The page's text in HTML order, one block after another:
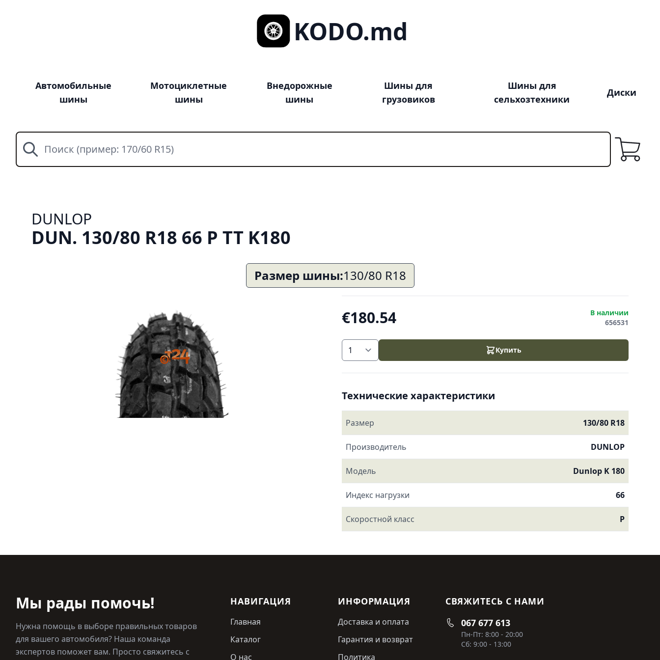
KODO.md
Автомобильные
шины
Мотоциклетные
шины
Внедорожные
шины
Шины для
грузовиков
Шины для
сельхозтехники
Диски
Поиск
Корзина
DUNLOP
DUN. 130/80 R18 66 P TT K180
Размер шины:130/80 R18
€180.54
В наличии
656531
Купить
Технические характеристики
Размер 130/80 R18
Производитель DUNLOP
Модель Dunlop K 180
Индекс нагрузки 66
Скоростной класс P
Мы рады помочь!
Нужна помощь в выборе правильных товаров
для вашего автомобиля? Наша команда
экспертов поможет вам. Просто свяжитесь с
НАВИГАЦИЯ
Главная
Каталог
О нас
ИНФОРМАЦИЯ
Доставка и оплата
Гарантия и возврат
Политика
СВЯЖИТЕСЬ С НАМИ
067 677 613
Пн-Пт: 8:00 - 20:00
Сб: 9:00 - 13:00